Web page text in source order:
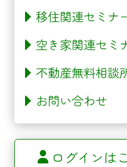
移住関連セミナ
空き家関連セミ
不動産無料相談
お問い合わせ
ログインは